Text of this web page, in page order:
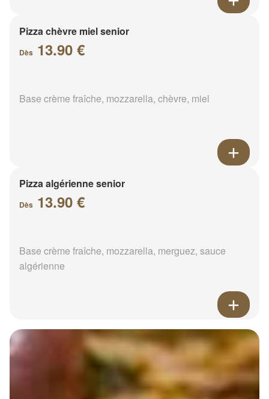
Pizza chèvre miel senior
Dès 13.90 €
Base crème fraîche, mozzarella, chèvre, miel
Pizza algérienne senior
Dès 13.90 €
Base crème fraîche, mozzarella, merguez, sauce
algérienne